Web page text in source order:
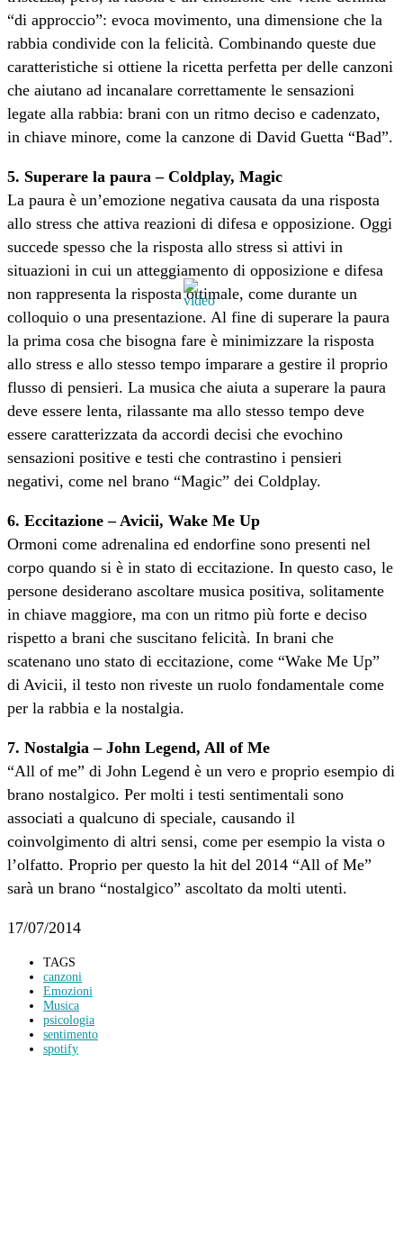
“di approccio”: evoca movimento, una dimensione che la
rabbia condivide con la felicità. Combinando queste due
caratteristiche si ottiene la ricetta perfetta per delle canzoni
che aiutano ad incanalare correttamente le sensazioni
legate alla rabbia: brani con un ritmo deciso e cadenzato,
in chiave minore, come la canzone di David Guetta “Bad”.
5. Superare la paura – Coldplay, Magic
La paura è un’emozione negativa causata da una risposta
allo stress che attiva reazioni di difesa e opposizione. Oggi
succede spesso che la risposta allo stress si attivi in
situazioni in cui un atteggiamento di opposizione e difesa
non rappresenta la risposta ottimale, come durante un
colloquio o una presentazione. Al fine di superare la paura
la prima cosa che bisogna fare è minimizzare la risposta
allo stress e allo stesso tempo imparare a gestire il proprio
flusso di pensieri. La musica che aiuta a superare la paura
deve essere lenta, rilassante ma allo stesso tempo deve
essere caratterizzata da accordi decisi che evochino
sensazioni positive e testi che contrastino i pensieri
negativi, come nel brano “Magic” dei Coldplay.
6. Eccitazione – Avicii, Wake Me Up
Ormoni come adrenalina ed endorfine sono presenti nel
corpo quando si è in stato di eccitazione. In questo caso, le
persone desiderano ascoltare musica positiva, solitamente
in chiave maggiore, ma con un ritmo più forte e deciso
rispetto a brani che suscitano felicità. In brani che
scatenano uno stato di eccitazione, come “Wake Me Up”
di Avicii, il testo non riveste un ruolo fondamentale come
per la rabbia e la nostalgia.
7. Nostalgia – John Legend, All of Me
“All of me” di John Legend è un vero e proprio esempio di
brano nostalgico. Per molti i testi sentimentali sono
associati a qualcuno di speciale, causando il
coinvolgimento di altri sensi, come per esempio la vista o
l’olfatto. Proprio per questo la hit del 2014 “All of Me”
sarà un brano “nostalgico” ascoltato da molti utenti.
17/07/2014
TAGS
canzoni
Emozioni
Musica
psicologia
sentimento
spotify